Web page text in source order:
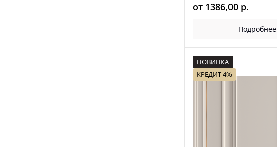
от 1386,00 р.
Подробнее
НОВИНКА
КРЕДИТ 4%